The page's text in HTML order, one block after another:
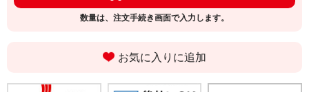
数量は、注文手続き画面で入力します。
お気に入りに追加